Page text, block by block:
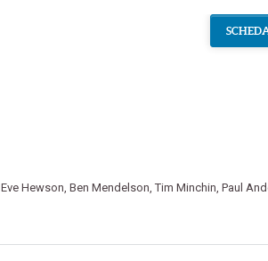
Eve Hewson, Ben Mendelson,Tim Minchin, Paul